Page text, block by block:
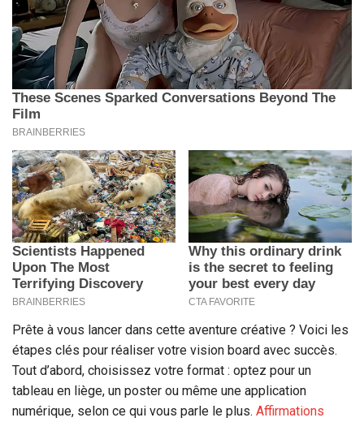
Prête à vous lancer dans cette aventure créative ? Voici les
étapes clés pour réaliser votre vision board avec succès.
Tout d’abord, choisissez votre format : optez pour un
tableau en liège, un poster ou même une application
numérique, selon ce qui vous parle le plus. Affirmations